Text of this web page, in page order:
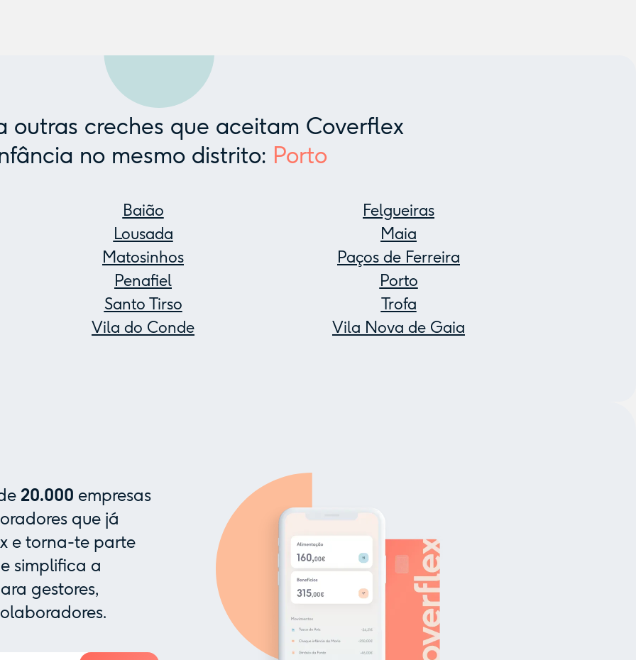
outras creches que aceitam Coverflex
no mesmo distrito: Porto
Baião
Felgueiras
Lousada
Maia
Matosinhos
Paços de Ferreira
Penafiel
Porto
Santo Tirso
Trofa
Vila do Conde
Vila Nova de Gaia
20.000 empresas
que já
e torna-te parte
simplifica a
gestores,